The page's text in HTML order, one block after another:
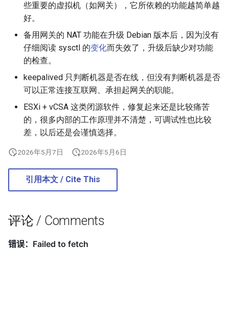
些重要的虚拟机（如网关），它所依赖的功能越简单越
好。
备用网关的 NAT 功能在升级 Debian 版本后，因为没有
仔细阅读 sysctl 的变化而失效了，升级后缺少对功能
的检查。
keepalived 只判断机器是否在线，但没有判断机器是否
可以正常连接互联网、承担起网关的职能。
ESXi + vCSA 这类闭源软件，修复起来还是比较痛苦
的，很多内部的工作原理并不清楚，可调试性也比较
差，以后还是会谨慎选择。
2026年5月7日 2026年5月6日
引用本文 / Cite This
评论 / Comments